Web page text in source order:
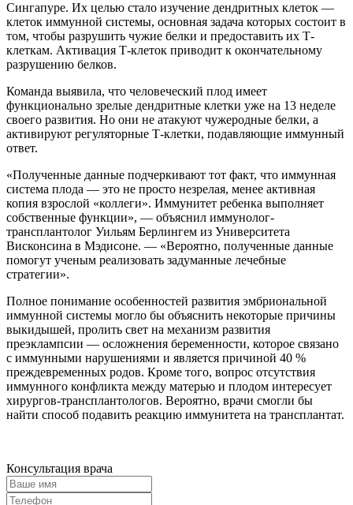
Сингапуре. Их целью стало изучение дендритных клеток —
клеток иммунной системы, основная задача которых состоит в
том, чтобы разрушить чужие белки и предоставить их Т-
клеткам. Активация Т-клеток приводит к окончательному
разрушению белков.
Команда выявила, что человеческий плод имеет
функционально зрелые дендритные клетки уже на 13 неделе
своего развития. Но они не атакуют чужеродные белки, а
активируют регуляторные Т-клетки, подавляющие иммунный
ответ.
«Полученные данные подчеркивают тот факт, что иммунная
система плода — это не просто незрелая, менее активная
копия взрослой «коллеги». Иммунитет ребенка выполняет
собственные функции», — объяснил иммунолог-
трансплантолог Уильям Берлингем из Университета
Висконсина в Мэдисоне. — «Вероятно, полученные данные
помогут ученым реализовать задуманные лечебные
стратегии».
Полное понимание особенностей развития эмбриональной
иммунной системы могло бы объяснить некоторые причины
выкидышей, пролить свет на механизм развития
преэклампсии — осложнения беременности, которое связано
с иммунными нарушениями и является причиной 40 %
преждевременных родов. Кроме того, вопрос отсутствия
иммунного конфликта между матерью и плодом интересует
хирургов-трансплантологов. Вероятно, врачи смогли бы
найти способ подавить реакцию иммунитета на трансплантат.
Консультация врача